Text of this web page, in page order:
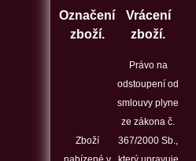
Označení
zboží.
Vrácení
zboží.
Zboží
Právo na
odstoupení od
smlouvy plyne
ze zákona č.
367/2000 Sb.,